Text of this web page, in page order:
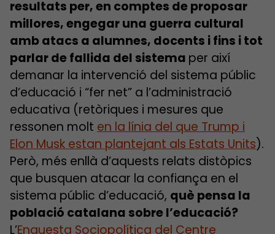
resultats per, en comptes de proposar
millores, engegar una guerra cultural
amb atacs a alumnes, docents i fins i tot
parlar de fallida del sistema per així
demanar la intervenció del sistema públic
d’educació i “fer net” a l’administració
educativa (retòriques i mesures que
ressonen molt en la línia del que Trump i
Elon Musk estan plantejant als Estats Units).
Però, més enllà d’aquests relats distòpics
que busquen atacar la confiança en el
sistema públic d’educació, què pensa la
població catalana sobre l’educació?
L’Enquesta Sociopolítica del Centre